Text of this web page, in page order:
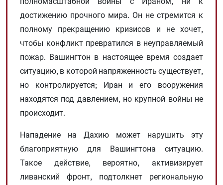
достижению прочного мира. Он не стремится к
полному прекращению кризисов и не хочет,
чтобы конфликт превратился в неуправляемый
пожар. Вашингтон в настоящее время создает
ситуацию, в которой напряженность существует,
но контролируется; Иран и его вооружения
находятся под давлением, но крупной войны не
происходит.
Нападение на Дахию может нарушить эту
благоприятную для Вашингтона ситуацию.
Такое действие, вероятно, активизирует
ливанский фронт, подтолкнет региональную